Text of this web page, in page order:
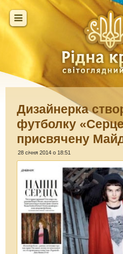
Дизайнерка
футболку
присвячену
28 січня 2014 о 18:51